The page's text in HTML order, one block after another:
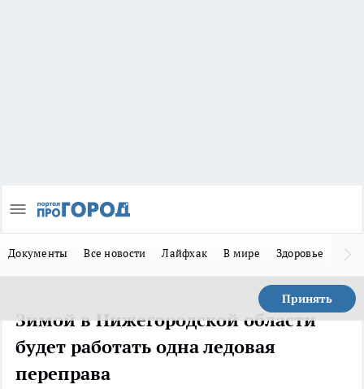
Документы Все новости Лайфхак В мире Здоровье
Принять
Зимой в Нижегородской области
будет работать одна ледовая
переправа